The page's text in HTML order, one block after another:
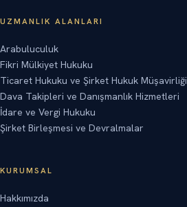
UZMANLIK ALANLARI
Arabuluculuk
Fikri Mülkiyet Hukuku
Ticaret Hukuku ve Şirket Hukuk Müşavirliği
Dava Takipleri ve Danışmanlık Hizmetleri
İdare ve Vergi Hukuku
Şirket Birleşmesi ve Devralmalar
KURUMSAL
Hakkımızda